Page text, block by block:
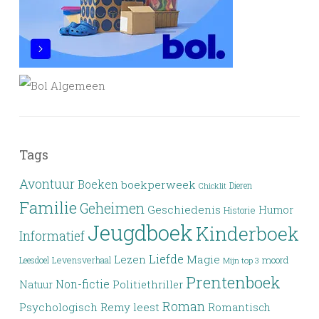
Tags
Avontuur Boeken boekperweek Chicklit Dieren
Familie Geheimen Geschiedenis Historie Humor
Informatief JeugdboekKinderboek
Leesdoel Levensverhaal Lezen Liefde Magie Mijn top 3 moord
Natuur Non-fictie Politiethriller Prentenboek
Psychologisch Remy leest Roman Romantisch